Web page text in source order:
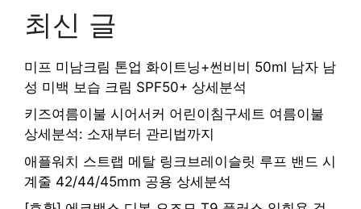
최신 글
미프 미남크림 톤업 화이트닝+썬비비 50ml 남자 남
성 미백 보습 크림 SPF50+ 상세분석
키즈여름이불 시어서커 어린이침구세트 여름이불
상세분석: 소재부터 관리법까지
애플워치 스트랩 메탈 링크브레이슬릿 루프 밴드 시
계줄 42/44/45mm 공용 상세분석